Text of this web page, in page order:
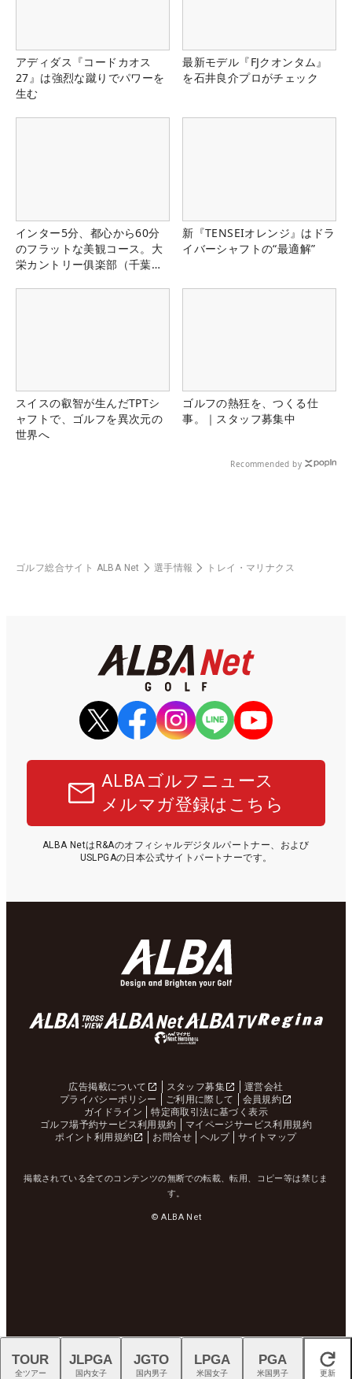
アディダス『コードカオス
27』は強烈な蹴りでパワーを
生む
最新モデル『FJクオンタム』
を石井良介プロがチェック
インター5分、都心から60分
のフラットな美観コース。大
栄カントリー俱楽部（千葉
新『TENSEIオレンジ』はドラ
イバーシャフトの“最適解”
スイスの叡智が生んだTPTシ
ャフトで、ゴルフを異次元の
世界へ
ゴルフの熱狂を、つくる仕
事。｜スタッフ募集中
Recommended by
ゴルフ総合サイト ALBA Net 選手情報 トレイ・マリナクス
ALBAゴルフニュース
メルマガ登録はこちら
ALBA NetはR&Aのオフィシャルデジタルパートナー、および
USLPGAの日本公式サイトパートナーです。
広告掲載について スタッフ募集
運営会社
プライバシーポリシー
ご利用に際して
会員規約
ガイドライン
特定商取引法に基づく表示
ゴルフ場予約サービス利用規約
マイページサービス利用規約
ポイント利用規約
お問合せ ヘルプ サイトマップ
掲載されている全てのコンテンツの無断での転載、転用、コピー等は禁じま
す。
© ALBA Net
閉じる
TOUR
全ツアー
JLPGA
国内女子
JGTO
国内男子
LPGA
米国女子
PGA
米国男子 更新